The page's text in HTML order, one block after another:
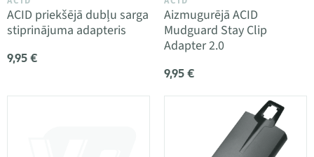
ACID priekšējā dubļu sarga
stiprinājuma adapteris
9,95 €
Aizmugurējā ACID
Mudguard Stay Clip
Adapter 2.0
9,95 €